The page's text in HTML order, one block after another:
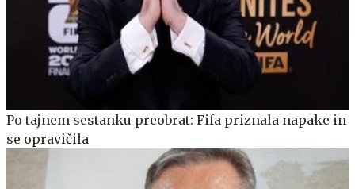
Po tajnem sestanku preobrat: Fifa priznala napake in
se opravičila